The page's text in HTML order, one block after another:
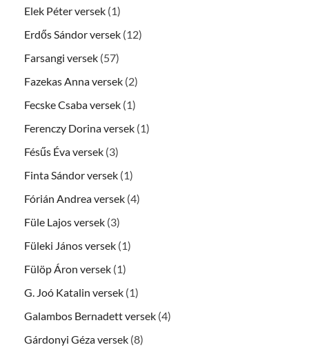
Elek Péter versek (1)
Erdős Sándor versek (12)
Farsangi versek (57)
Fazekas Anna versek (2)
Fecske Csaba versek (1)
Ferenczy Dorina versek (1)
Fésűs Éva versek (3)
Finta Sándor versek (1)
Fórián Andrea versek (4)
Füle Lajos versek (3)
Füleki János versek (1)
Fülöp Áron versek (1)
G. Joó Katalin versek (1)
Galambos Bernadett versek (4)
Gárdonyi Géza versek (8)